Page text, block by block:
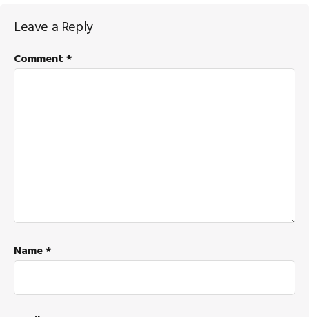
Reader
Interactions
Leave a Reply
Comment*
Name*